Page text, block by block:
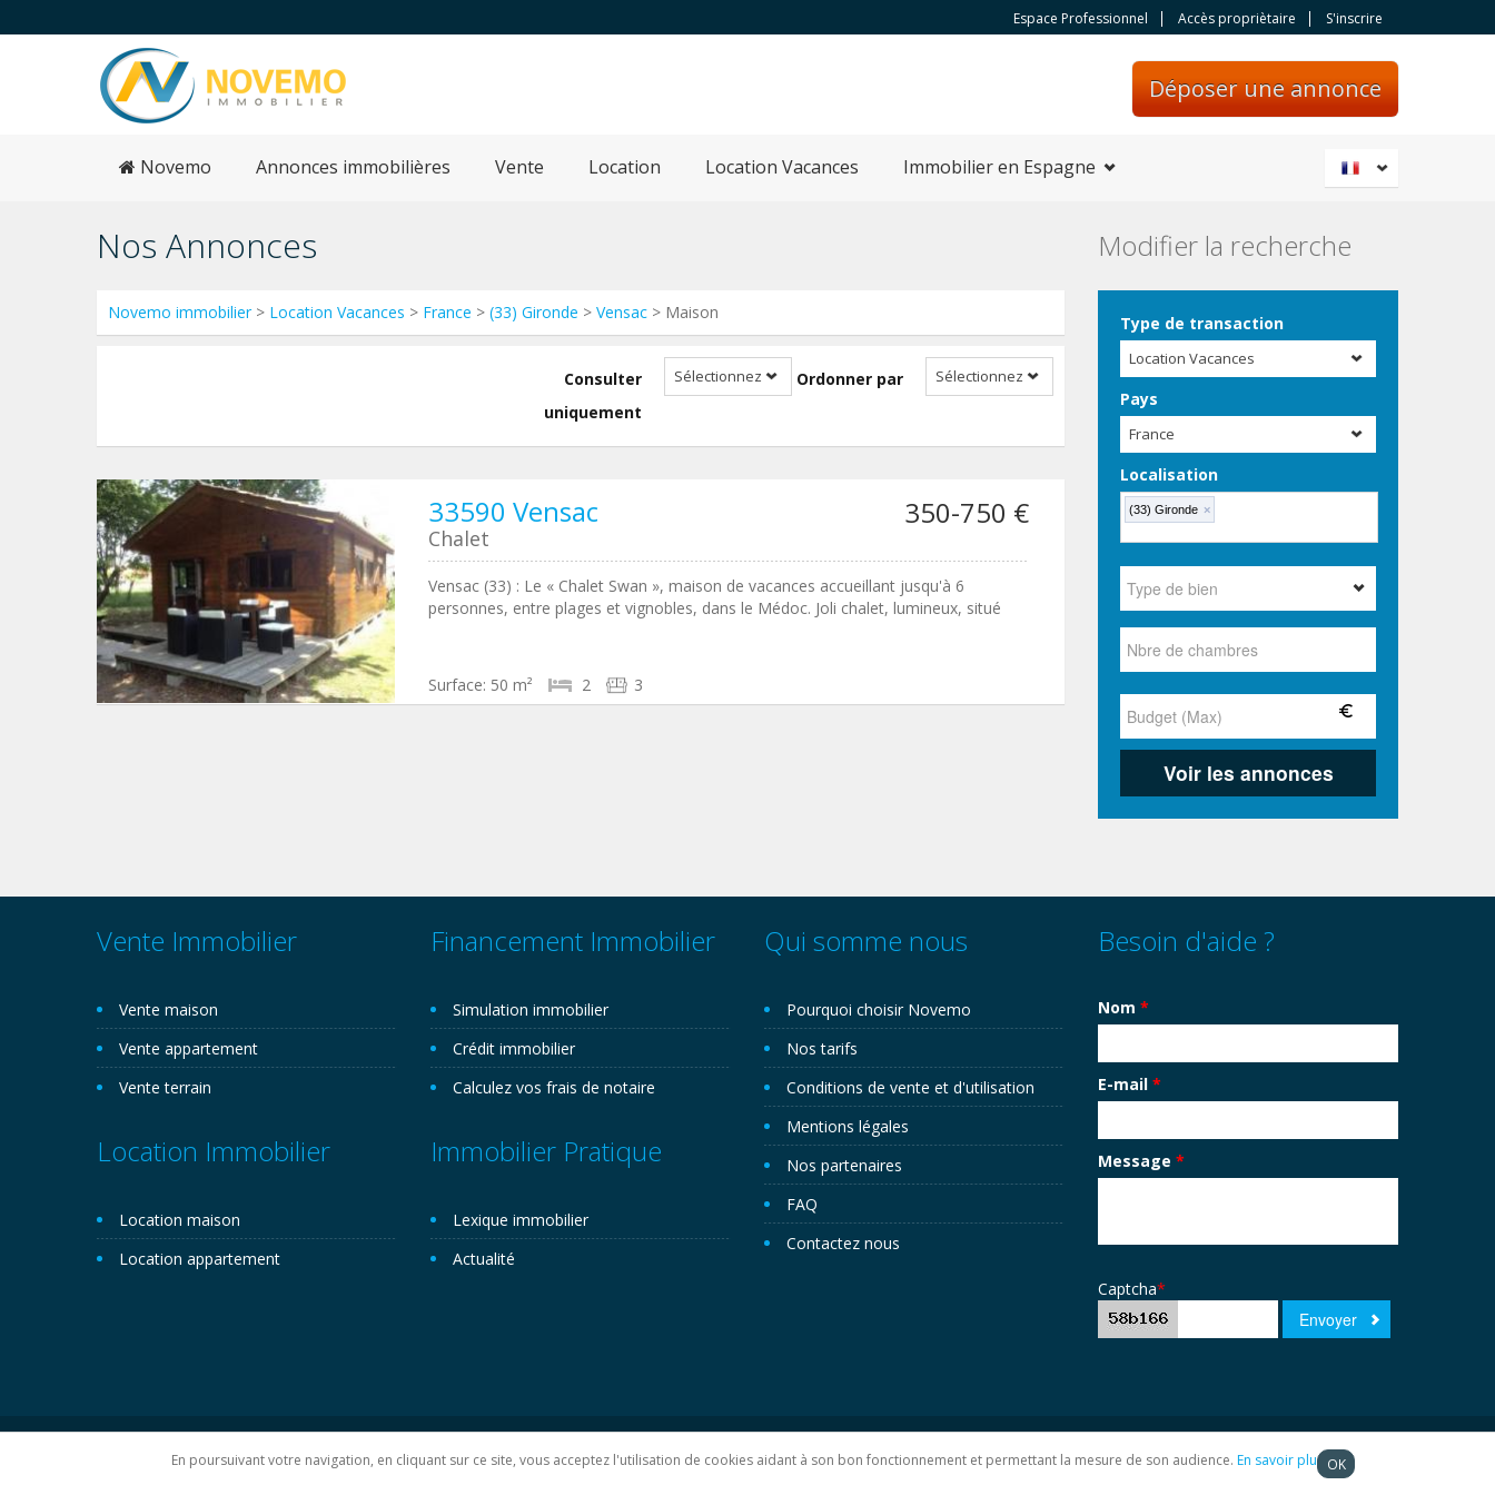
Espace Professionnel Accès propriètaire S'inscrire
Déposer une annonce
Novemo Annonces immobilières Vente Location Location Vacances Immobilier en Espagne
Nos Annonces
Novemo immobilier> Location Vacances > France > (33) Gironde > Vensac > Maison
Ordonner par Sélectionnez
Consulter
uniquement
Sélectionnez
33590 Vensac 350-750 €
Chalet
Vensac (33) : Le « Chalet Swan », maison de vacances accueillant jusqu'à 6
personnes, entre plages et vignobles, dans le Médoc. Joli chalet, lumineux, situé
Surface: 50 m² 2 3
Modifier la recherche
Type de transaction
Location Vacances
Pays
France
Localisation
(33) Gironde ×
Vente Immobilier
Vente maison
Vente appartement
Vente terrain
Location Immobilier
Location maison
Location appartement
Financement Immobilier
Simulation immobilier
Crédit immobilier
Calculez vos frais de notaire
Immobilier Pratique
Lexique immobilier
Actualité
Qui somme nous
Pourquoi choisir Novemo
Nos tarifs
Conditions de vente et d'utilisation
Mentions légales
Nos partenaires
FAQ
Contactez nous
Besoin d'aide ?
Nom *
E-mail *
Message *
Captcha*
Copyright 2026©. Novemo.com. Tous droits réservés. Plan du site
En poursuivant votre navigation, en cliquant sur ce site, vous acceptez l'utilisation de cookies aidant à son bon fonctionnement et permettant la mesure de son audience. En savoir plus OK